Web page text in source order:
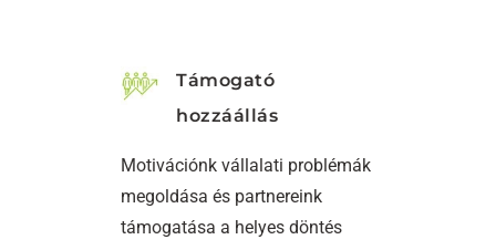
Támogató
hozzáállás
Motivációnk vállalati problémák
megoldása és partnereink
támogatása a helyes döntés